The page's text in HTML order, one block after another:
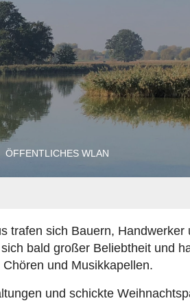
ÖFFENTLICHES WLAN
trafen sich Bauern, Handwerker
bald großer Beliebtheit und
und Musikkapellen.
und schickte